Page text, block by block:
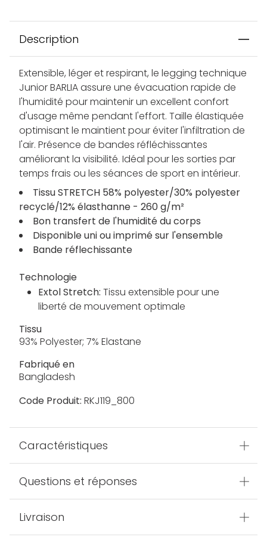
Description
Extensible, léger et respirant, le legging technique
Junior BARLIA assure une évacuation rapide de
l'humidité pour maintenir un excellent confort
d'usage même pendant l'effort. Taille élastiquée
optimisant le maintient pour éviter l'infiltration de
l'air. Présence de bandes réfléchissantes
améliorant la visibilité. Idéal pour les sorties par
temps frais ou les séances de sport en intérieur.
Tissu STRETCH 58% polyester/30% polyester
recyclé/12% élasthanne - 260 g/m²
Bon transfert de l'humidité du corps
Disponible uni ou imprimé sur l'ensemble
Bande réflechissante
Technologie
Extol Stretch: Tissu extensible pour une
liberté de mouvement optimale
Tissu
93% Polyester; 7% Elastane
Fabriqué en
Bangladesh
Code Produit: RKJ119_800
Caractéristiques
Questions et réponses
Livraison